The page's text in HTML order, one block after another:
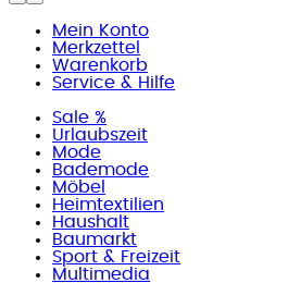
Mein Konto
Merkzettel
Warenkorb
Service & Hilfe
Sale %
Urlaubszeit
Mode
Bademode
Möbel
Heimtextilien
Haushalt
Baumarkt
Sport & Freizeit
Multimedia